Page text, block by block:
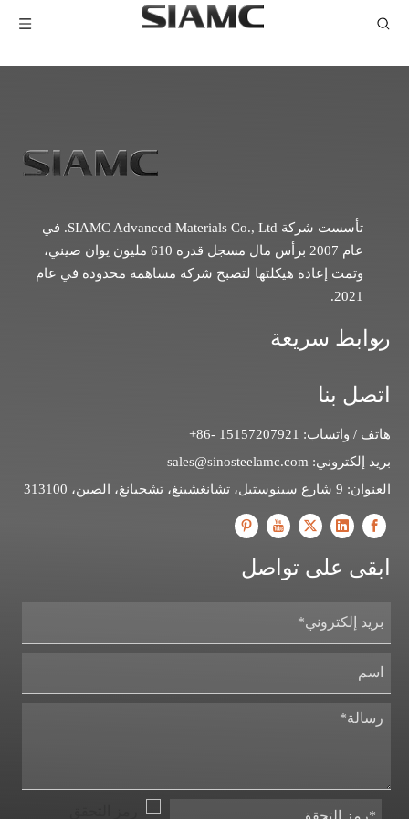
تأسست شركة SIAMC Advanced Materials Co., Ltd. في
عام 2007 برأس مال مسجل قدره 610 مليون يوان صيني،
وتمت إعادة هيكلتها لتصبح شركة مساهمة محدودة في عام
2021.
روابط سريعة
اتصل بنا
هاتف / واتساب: 15157207921 -86+
بريد إلكتروني: sales@sinosteelamc.com
العنوان: 9 شارع سينوستيل، تشانغشينغ، تشجيانغ، الصين، 313100
ابقى على تواصل